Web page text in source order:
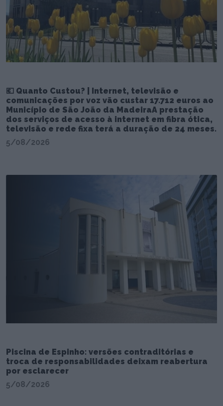
💶 Quanto Custou? | Internet, televisão e
comunicações por voz vão custar 17.712 euros ao
Município de São João da MadeiraA prestação
dos serviços de acesso à internet em fibra ótica,
televisão e rede fixa terá a duração de 24 meses.
5/08/2026
Piscina de Espinho: versões contraditórias e
troca de responsabilidades deixam reabertura
por esclarecer
5/08/2026